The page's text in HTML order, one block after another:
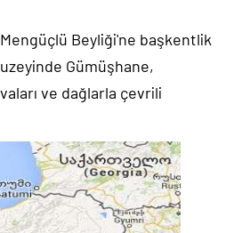
Beyliği'ne başkentlik
Gümüşhane,
ve dağlarla çevrili